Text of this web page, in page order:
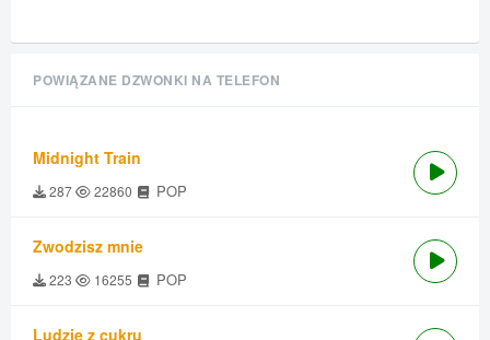
POWIĄZANE DZWONKI NA TELEFON
Midnight Train
287 22860 POP
Zwodzisz mnie
223 16255 POP
Ludzie z cukru